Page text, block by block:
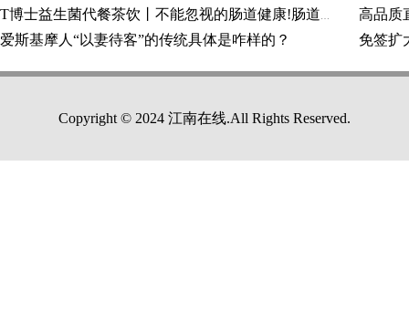
高品质
爱斯基摩人“以妻待客”的传统具体是咋样的？
免签扩
Copyright © 2024 江南在线.All Rights Reserved.